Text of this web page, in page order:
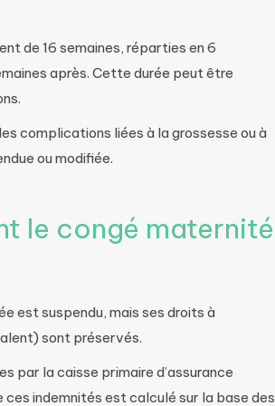
de 16 semaines, réparties en 6
après. Cette durée peut être
complications liées à la grossesse ou à
ou modifiée.
le congé maternité
est suspendu, mais ses droits à
sont préservés.
par la caisse primaire d’assurance
indemnités est calculé sur la base des